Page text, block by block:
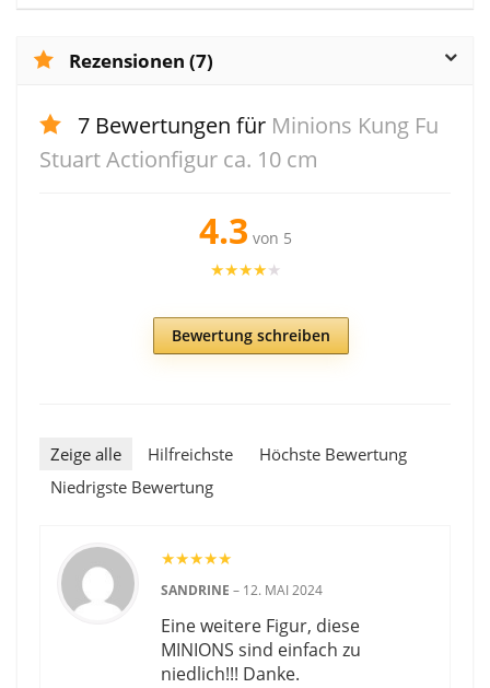
Rezensionen (7)
7 Bewertungen für Minions Kung Fu
Stuart Actionfigur ca. 10 cm
4.3 von 5
★★★★★
Bewertung schreiben
Zeige alle Hilfreichste
Höchste Bewertung
Niedrigste Bewertung
★★★★★
SANDRINE – 12. MAI 2024
Eine weitere Figur, diese
MINIONS sind einfach zu
niedlich!!! Danke.